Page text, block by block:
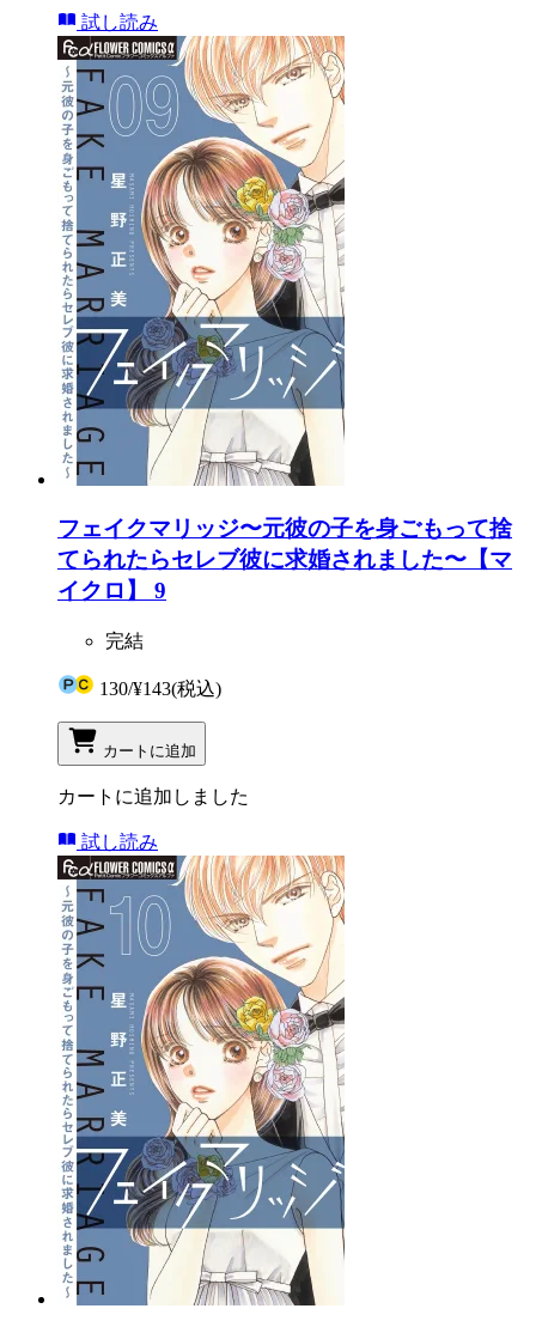
試し読み
フェイクマリッジ〜元彼の子を身ごもって捨
てられたらセレブ彼に求婚されました〜【マ
イクロ】 9
完結
130/¥143(税込)
カートに追加
カートに追加しました
試し読み